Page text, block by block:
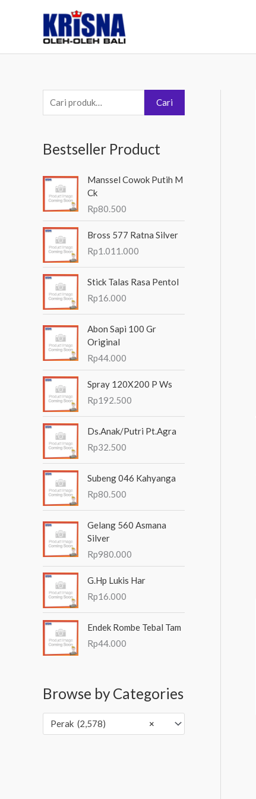
e
c
a
u
n
u
k
Cari
Bestseller Product
Manssel Cowok Putih M
Ck
Rp80.500
Bross 577 Ratna Silver
Rp1.011.000
Stick Talas Rasa Pentol
Rp16.000
Abon Sapi 100 Gr
Original
Rp44.000
Spray 120X200 P Ws
Rp192.500
Ds.Anak/Putri Pt.Agra
Rp32.500
Subeng 046 Kahyanga
Rp80.500
Gelang 560 Asmana
Silver
Rp980.000
G.Hp Lukis Har
Rp16.000
Endek Rombe Tebal Tam
Rp44.000
Browse by Categories
×
Perak (2,578)